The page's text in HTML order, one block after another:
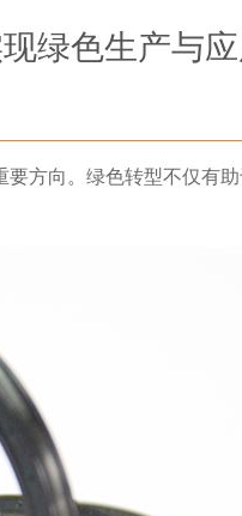
绿色生产与应
方向。绿色转型不仅有